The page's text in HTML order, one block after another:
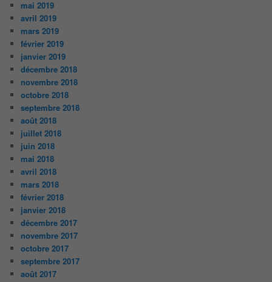
mai 2019
avril 2019
mars 2019
février 2019
janvier 2019
décembre 2018
novembre 2018
octobre 2018
septembre 2018
août 2018
juillet 2018
juin 2018
mai 2018
avril 2018
mars 2018
février 2018
janvier 2018
décembre 2017
novembre 2017
octobre 2017
septembre 2017
août 2017